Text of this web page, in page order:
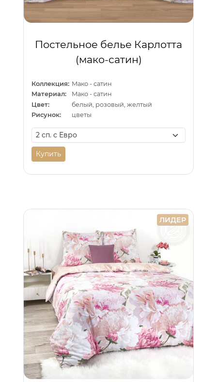
Постельное белье Карлотта
(мако-сатин)
Коллекция: Мако - сатин
Материал:
Мако - сатин
Цвет:
белый, розовый, желтый
Рисунок:
цветы
Купить
ЛИДЕР